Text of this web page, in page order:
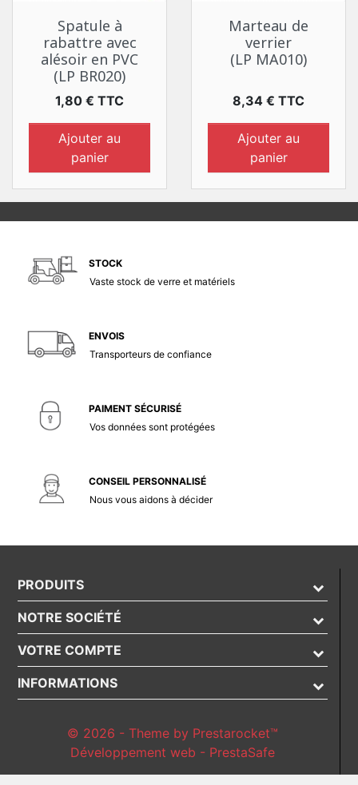
Spatule à
rabattre avec
alésoir en PVC
(LP BR020)
Prix
1,80 € TTC
Ajouter au
panier
Marteau de
verrier
(LP MA010)
Prix
8,34 € TTC
Ajouter au
panier
STOCK
Vaste stock de verre et matériels
ENVOIS
Transporteurs de confiance
PAIMENT SÉCURISÉ
Vos données sont protégées
CONSEIL PERSONNALISÉ
Nous vous aidons à décider
PRODUITS
NOTRE SOCIÉTÉ
VOTRE COMPTE
INFORMATIONS
© 2026 - Theme by Prestarocket™
Développement web - PrestaSafe